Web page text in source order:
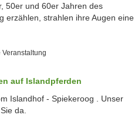
50er und 60er Jahren des
erzählen, strahlen ihre Augen eine
auf Islandpferden
Islandhof - Spiekeroog . Unser
da.